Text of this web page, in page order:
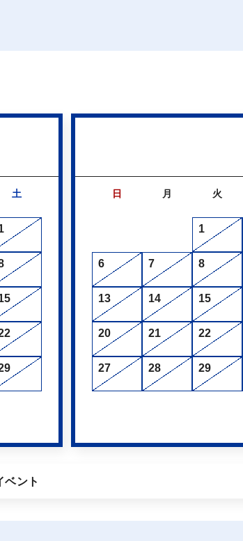
土 日 月 火
1
6 7 8
13 14 15
20 21 22
27 28 29
ベント